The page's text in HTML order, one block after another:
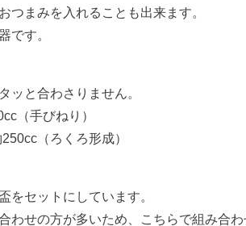
つまみを入れることも出来ます。
です。
ッと合わさりません。
（手びねり）
（ろくろ形成）
をセットにしています。
わせの方が多いため、こちらで組み合